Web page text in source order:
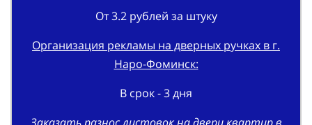
Организация рекламы на дверных ручках в г.
В срок - 3 дня
Заказать разнос листовок на двери квартир в
г. Наро-Фоминск